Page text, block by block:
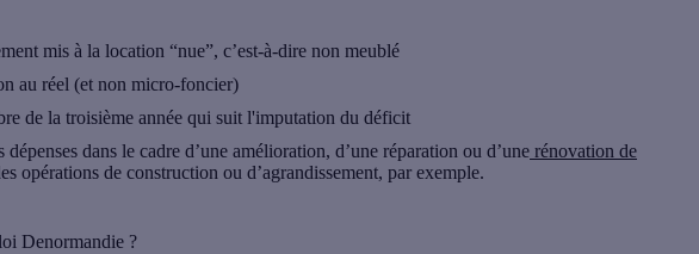
mis à la location “nue”, c’est-à-dire non meublé
au réel (et non micro-foncier)
de la troisième année qui suit l'imputation du déficit
dans le cadre d’une amélioration, d’une réparation ou d’une rénovation de
opérations de construction ou d’agrandissement, par exemple.
Denormandie ?